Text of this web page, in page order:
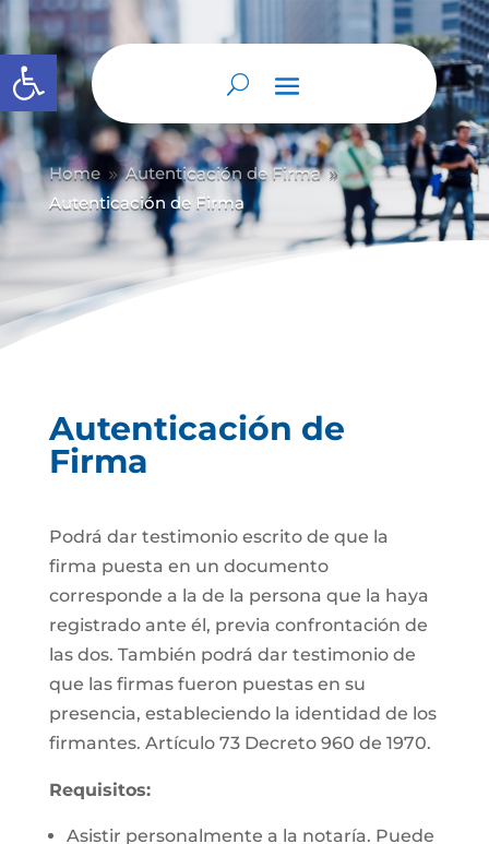
Abrir barra de herramientas
Home 9 Autenticación de Firma 9
Autenticación de Firma
Autenticación de
Firma
Podrá dar testimonio escrito de que la
firma puesta en un documento
corresponde a la de la persona que la haya
registrado ante él, previa confrontación de
las dos. También podrá dar testimonio de
que las firmas fueron puestas en su
presencia, estableciendo la identidad de los
firmantes. Artículo 73 Decreto 960 de 1970.
Requisitos:
Asistir personalmente a la notaría. Puede